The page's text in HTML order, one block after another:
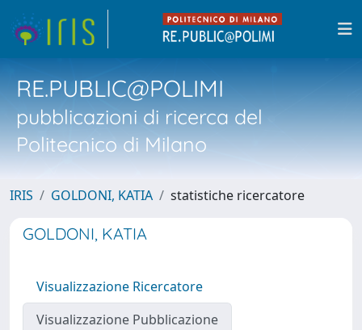
RE.PUBLIC@POLIMI
pubblicazioni di ricerca del
Politecnico di Milano
IRIS GOLDONI, KATIA statistiche ricercatore
GOLDONI, KATIA
Visualizzazione Ricercatore
Visualizzazione Pubblicazione